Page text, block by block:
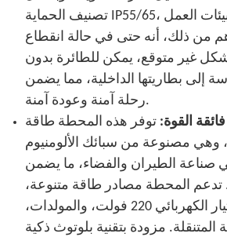
تصنيف الحماية IP55/65، تتكيف الوحدة مع بيئات العمل
من ذلك، أنه حتى في حالة انقطاع
غير متوقع، يمكن للطائرة بدون
إلى بطاريتها الداخلية، مما يضمن
رحلة آمنة وعودة آمنة.
القوة: توفر هذه المحطة طاقة
3520 واط، وهي مصنوعة من سبائك الألومنيوم
صناعة الطيران والفضاء، ما يضمن
تدعم المحطة مصادر طاقة متنوعة،
بما في ذلك التيار الكهربائي 220 فولت، والمولدات،
مزودة بتقنية بلوتوث ذكية